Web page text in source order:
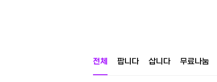
전체 팝니다 삽니다 무료나눔